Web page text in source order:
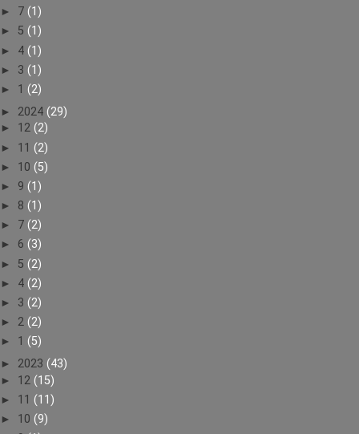
► 7 (1)
► 5 (1)
► 4 (1)
► 3 (1)
► 1 (2)
► 2024 (29)
► 12 (2)
► 11 (2)
► 10 (5)
► 9 (1)
► 8 (1)
► 7 (2)
► 6 (3)
► 5 (2)
► 4 (2)
► 3 (2)
► 2 (2)
► 1 (5)
► 2023 (43)
► 12 (15)
► 11 (11)
► 10 (9)